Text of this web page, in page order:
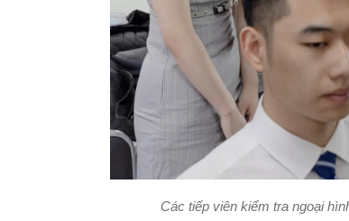
Các tiếp viên kiểm tra ngoại